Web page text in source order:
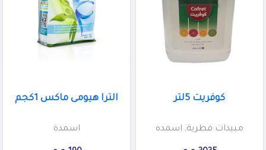
كوفريت 5لتر
مبيدات فطرية, اسمده
الترا هيومى ماكس 1كجم
اسمدة